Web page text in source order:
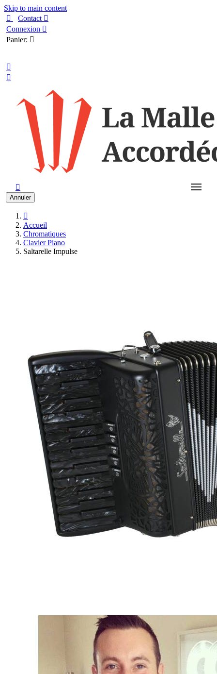
Skip to main content

Contact 
Connexion 
Panier: 



Annuler

Accueil
Chromatiques
Clavier Piano
Saltarelle Impulse